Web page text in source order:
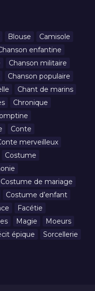
Blouse
Camisole
enfantine
Chanson militaire
Chanson populaire
Chant de marins
Chronique
Conte
merveilleux
Costume
Costume de mariage
Costume d’enfant
Facétie
Magie
Moeurs
épique
Sorcellerie